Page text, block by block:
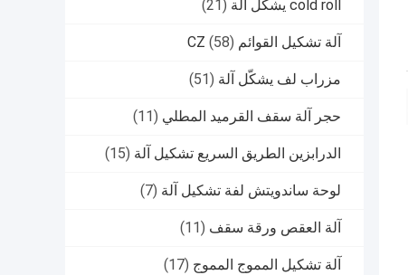
cold roll يشكّل آلة (21)
آلة تشكيل القوائم CZ (58)
مزراب لف يشكّل آلة (51)
حجر آلة سقف القرميد المطلي (11)
الدرابزين الطريق السريع تشكيل آلة (15)
لوحة ساندويتش لفة تشكيل آلة (7)
آلة العقص ورقة سقف (11)
آلة تشكيل المموج المموج (17)